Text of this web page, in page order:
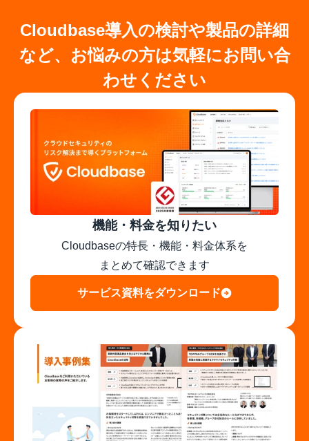
Cloudbase導入の検討や製品の詳細
など、お悩みの方は気軽にお問い合
わせください
機能・料金を知りたい
Cloudbaseの特長・機能・料金体系を
まとめて確認できます
サービス資料をダウンロード